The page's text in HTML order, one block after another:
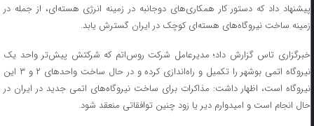
پیشنهاد داد که دستور کار همکاری‌های دوجانبه در زمینه انرژی هسته‌ای، از جمله در
زمینه ساخت نیروگاه‌های هسته‌ای کوچک در ایران گسترش یابد.
خبرگزاری تاس گزارش داد؛ مدیرعامل شرکت روس‌اتم که شرکتش پیش‌تر واحد یک
نیروگاه اتمی بوشهر را تکمیل و راه‌اندازی کرده و در حال ساخت واحدهای ۲ و ۳ این
نیروگاه است، اظهار داشت:‌ مذاکرات برای ساخت نیروگاه‌های اتمی جدید در ایران در
حال انجام است و امیدوارم دیر یا زود چنین توافقاتی منعقد شود.